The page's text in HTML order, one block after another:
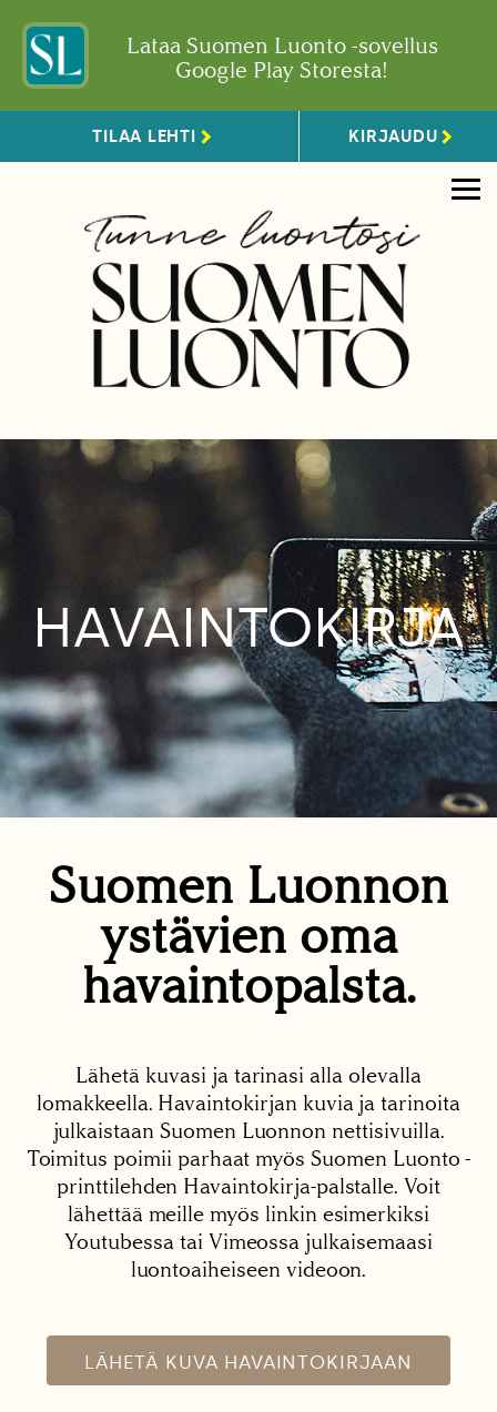
Lataa Suomen Luonto -sovellus
Google Play Storesta!
TILAA LEHTI KIRJAUDU
HAVAINTOKIRJA
Suomen Luonnon
ystävien oma
havaintopalsta.
Lähetä kuvasi ja tarinasi alla olevalla
lomakkeella. Havaintokirjan kuvia ja tarinoita
julkaistaan Suomen Luonnon nettisivuilla.
Toimitus poimii parhaat myös Suomen Luonto -
printtilehden Havaintokirja-palstalle. Voit
lähettää meille myös linkin esimerkiksi
Youtubessa tai Vimeossa julkaisemaasi
luontoaiheiseen videoon.
LÄHETÄ KUVA HAVAINTOKIRJAAN